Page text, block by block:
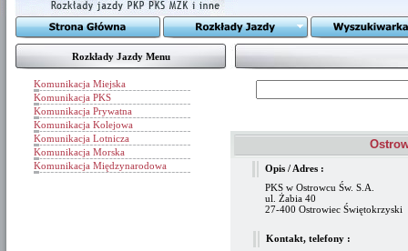
Rozkłady Jazdy Menu
Komunikacja Miejska
Komunikacja PKS
Komunikacja Prywatna
Komunikacja Kolejowa
Komunikacja Lotnicza
Komunikacja Morska
Komunikacja Międzynarodowa
Opis / Adres :
PKS w Ostrowcu Św. S.A.
ul. Żabia 40
27-400 Ostrowiec Świętokrzyski
Kontakt, telefony :